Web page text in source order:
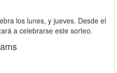
los lunes, y jueves. Desde el
a celebrarse este sorteo.